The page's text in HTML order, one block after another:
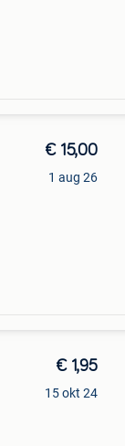
€ 15,00
1 aug 26
€ 1,95
15 okt 24